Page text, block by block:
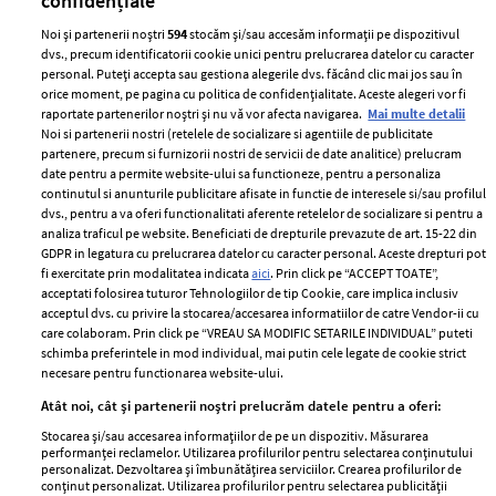
ELLE Style Awards
2024
Despre ELLE
Romania
Contact
Abonamente
Termeni si conditii
Politica de
confidențialitate
Politica de cookies
Publicitate
GSP
Unica
femei
Viva
Avantaje
Noi și partenerii noștri594stocăm și/sau accesăm informații pe dispozitivul
dvs., precum identificatorii cookie unici pentru prelucrarea datelor cu caracter
personal. Puteți accepta sau gestiona alegerile dvs. făcând clic mai jos sau în
orice moment, pe pagina cu politica de confidențialitate. Aceste alegeri vor fi
raportate partenerilor noștri și nu vă vor afecta navigarea. Mai multe detalii
Noi si partenerii nostri (retelele de socializare si agentiile de publicitate
partenere, precum si furnizorii nostri de servicii de date analitice) prelucram
date pentru a permite website-ului sa functioneze, pentru a personaliza
continutul si anunturile publicitare afisate in functie de interesele si/sau profilul
dvs., pentru a va oferi functionalitati aferente retelelor de socializare si pentru a
analiza traficul pe website. Beneficiati de drepturile prevazute de art. 15-22 din
GDPR in legatura cu prelucrarea datelor cu caracter personal. Aceste drepturi pot
fi exercitate prin modalitatea indicataaici. Prin click pe “ACCEPT TOATE”,
acceptati folosirea tuturor Tehnologiilor de tip Cookie, care implica inclusiv
acceptul dvs. cu privire la stocarea/accesarea informatiilor de catre Vendor-ii cu
care colaboram. Prin click pe “VREAU SA MODIFIC SETARILE INDIVIDUAL” puteti
schimba preferintele in mod individual, mai putin cele legate de cookie strict
necesare pentru functionarea website-ului.
Atât noi, cât și partenerii noștri prelucrăm datele pentru a oferi:
Stocarea și/sau accesarea informațiilor de pe un dispozitiv. Măsurarea
performanței reclamelor. Utilizarea profilurilor pentru selectarea conținutului
personalizat. Dezvoltarea și îmbunătățirea serviciilor. Crearea profilurilor de
conținut personalizat. Utilizarea profilurilor pentru selectarea publicității